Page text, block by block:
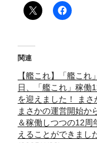
関連
【艦これ】「艦これ
日、「艦これ」稼働
を迎えました！ まさ
まさかの運営開始か
＆稼働しつつの12周
えることができまし